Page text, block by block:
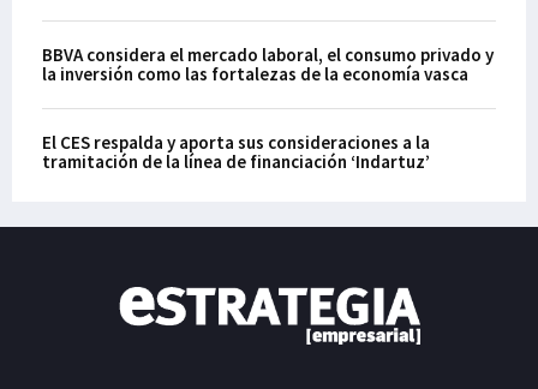
BBVA considera el mercado laboral, el consumo privado y
la inversión como las fortalezas de la economía vasca
El CES respalda y aporta sus consideraciones a la
tramitación de la línea de financiación ‘Indartuz’